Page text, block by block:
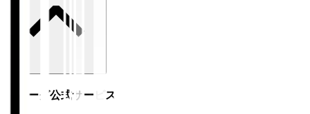
Ｊリーグ公式サービス